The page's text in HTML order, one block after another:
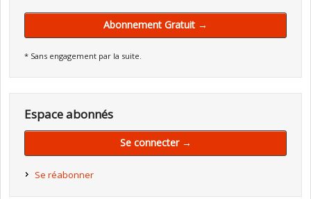
Abonnement Gratuit →
* Sans engagement par la suite.
Espace abonnés
Se connecter →
Se réabonner